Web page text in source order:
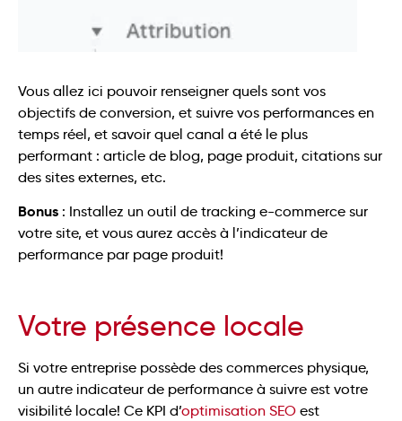
Vous allez ici pouvoir renseigner quels sont vos
objectifs de conversion, et suivre vos performances en
temps réel, et savoir quel canal a été le plus
performant : article de blog, page produit, citations sur
des sites externes, etc.
Bonus : Installez un outil de tracking e-commerce sur
votre site, et vous aurez accès à l’indicateur de
performance par page produit!
Votre présence locale
Si votre entreprise possède des commerces physique,
un autre indicateur de performance à suivre est votre
visibilité locale! Ce KPI d’optimisation SEO est